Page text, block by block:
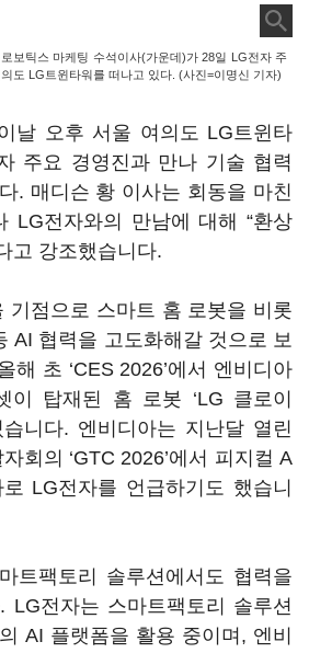
보틱스 마케팅 수석이사(가운데)가 28일 LG전자 주
도 LG트윈타워를 떠나고 있다. (사진=이명신 기자)
날 오후 서울 여의도 LG트윈타
주요 경영진과 만나 기술 협력
. 매디슨 황 이사는 회동을 마친
LG전자와의 만남에 대해 “환상
고 강조했습니다.
기점으로 스마트 홈 로봇을 비롯
AI 협력을 고도화해갈 것으로 보
해 초 ‘CES 2026’에서 엔비디아
이 탑재된 홈 로봇 ‘LG 클로이
니다. 엔비디아는 지난달 열린
회의 ‘GTC 2026’에서 피지컬 A
LG전자를 언급하기도 했습니
트팩토리 솔루션에서도 협력을
LG전자는 스마트팩토리 솔루션
AI 플랫폼을 활용 중이며, 엔비